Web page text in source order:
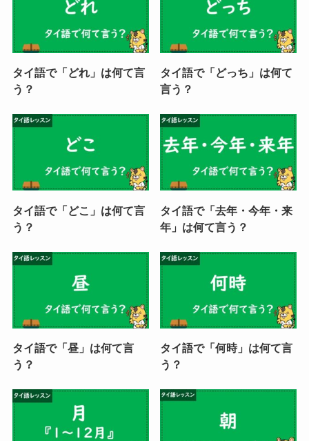
タイ語で「どれ」は何て言
う？
タイ語で「どっち」は何て
言う？
タイ語で「どこ」は何て言
う？
タイ語で「去年・今年・来
年」は何て言う？
タイ語で「昼」は何て言
う？
タイ語で「何時」は何て言
う？